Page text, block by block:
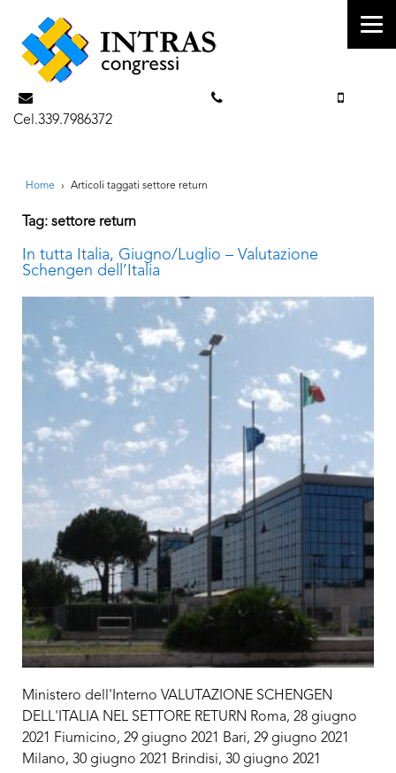
Cel.339.7986372
Home › Articoli taggati settore return
Tag: settore return
In tutta Italia, Giugno/Luglio – Valutazione
Schengen dell’Italia
Ministero dell'Interno VALUTAZIONE SCHENGEN
DELL'ITALIA NEL SETTORE RETURN Roma, 28 giugno
2021 Fiumicino, 29 giugno 2021 Bari, 29 giugno 2021
Milano, 30 giugno 2021 Brindisi, 30 giugno 2021